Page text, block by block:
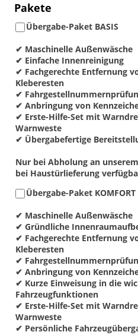
Pakete
Übergabe-Paket BASIS
✔ Maschinelle Außenwäsche
✔ Einfache Innenreinigung
✔ Fachgerechte Entfernung
Kleberesten
✔
✔ Anbringung von
✔ Erste-Hilfe-Set mit
Warnweste
✔ Übergabefertige
Nur bei Abholung an
bei Haustürlieferung
Übergabe-Paket KOMFORT
✔ Maschinelle Außenwäsche
✔ Gründliche
✔ Fachgerechte Entfernung
Kleberesten
✔
✔ Anbringung von
✔ Kurze Einweisung in die
Fahrzeugfunktionen
✔ Erste-Hilfe-Set mit
Warnweste
✔ Persönliche